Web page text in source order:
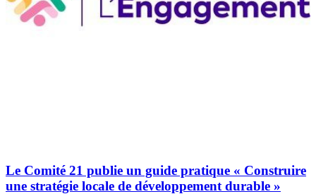
Le Comité 21 publie un guide pratique « Construire
une stratégie locale de développement durable »